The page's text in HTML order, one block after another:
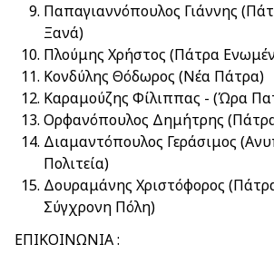
Παπαγιαννόπουλος Γιάννης
Ξανά)
Πλούμης Χρήστος (Πάτρα
Κονδύλης Θόδωρος (Νέα Πάτρα)
Καραμούζης Φίλιππας - (Ώρα
Ορφανόπουλος Δημήτρης
Διαμαντόπουλος Γεράσιμος
Πολιτεία)
Δουραμάνης Χριστόφορος
Σύγχρονη Πόλη)
ΕΠΙΚΟΙΝΩΝΙΑ :